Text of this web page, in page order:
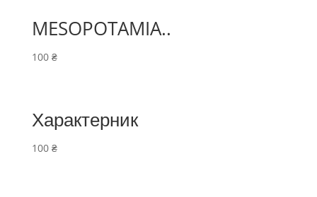
MESOPOTAMIA..
100 ₴
Характерник
100 ₴